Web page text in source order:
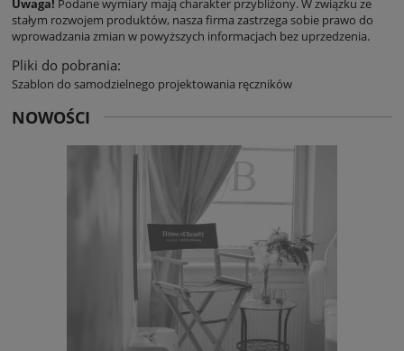
Uwaga! Podane wymiary mają charakter przybliżony. W związku ze
stałym rozwojem produktów, nasza firma zastrzega sobie prawo do
wprowadzania zmian w powyższych informacjach bez uprzedzenia.
Pliki do pobrania:
Szablon do samodzielnego projektowania ręczników
NOWOŚCI